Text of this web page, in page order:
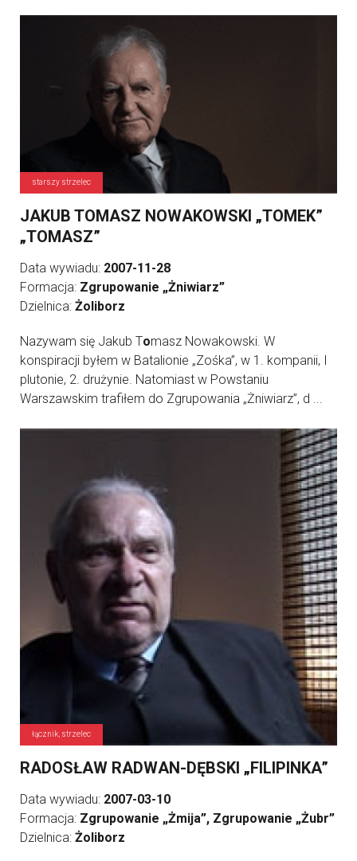
starszy strzelec
JAKUB TOMASZ NOWAKOWSKI „TOMEK”
„TOMASZ”
Data wywiadu: 2007-11-28
Formacja: Zgrupowanie „Żniwiarz”
Dzielnica: Żoliborz
Nazywam się Jakub Tomasz Nowakowski. W
konspiracji byłem w Batalionie „Zośka”, w 1. kompanii, I
plutonie, 2. drużynie. Natomiast w Powstaniu
Warszawskim trafiłem do Zgrupowania „Żniwiarz”, d ...
łącznik, strzelec
RADOSŁAW RADWAN-DĘBSKI „FILIPINKA”
Data wywiadu: 2007-03-10
Formacja: Zgrupowanie „Żmija”, Zgrupowanie „Żubr”
Dzielnica: Żoliborz